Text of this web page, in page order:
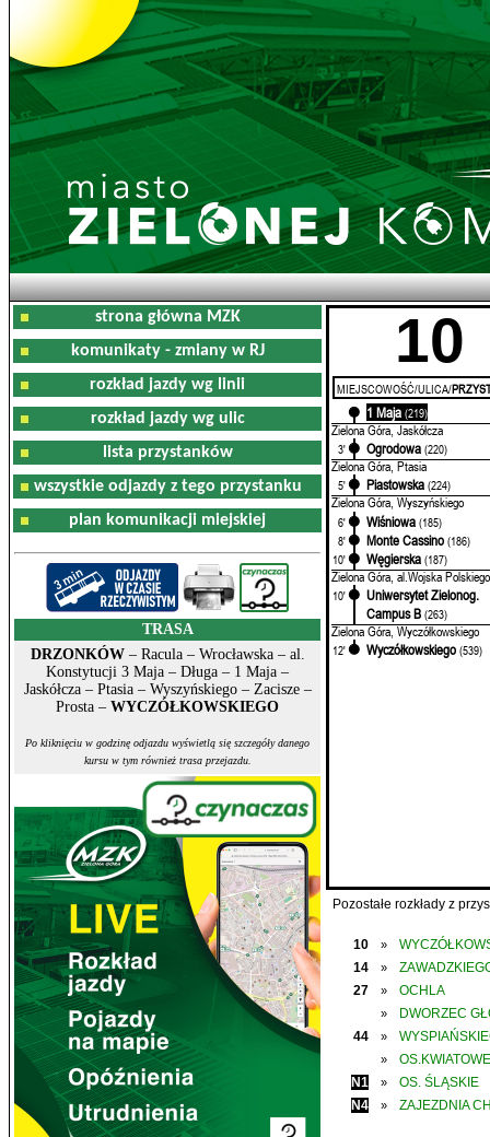
strona główna MZK
komunikaty - zmiany w RJ
rozkład jazdy wg linii
rozkład jazdy wg ulic
lista przystanków
wszystkie odjazdy z tego przystanku
plan komunikacji miejskiej
TRASA
DRZONKÓW– Racula – Wrocławska – al.
Konstytucji 3 Maja – Długa – 1 Maja –
Jaskółcza – Ptasia – Wyszyńskiego – Zacisze –
Prosta – WYCZÓŁKOWSKIEGO
Po kliknięciu w godzinę odjazdu wyświetlą się szczegóły danego
kursu w tym również trasa przejazdu.
10
MIEJSCOWOŚĆ/ULICA/
1 Maja (219)
Zielona Góra, Jaskółcza
3' Ogrodowa (220)
Zielona Góra, Ptasia
5' Piastowska (224)
Zielona Góra, Wyszyńskiego
6' Wiśniowa (185)
8'
Monte Cassino (186)
10'
Węgierska (187)
Zielona Góra, al.Wojska Polskiego
10'
Uniwersytet Zielonog.
Campus B (263)
Zielona Góra, Wyczółkowskiego
12' Wyczółkowskiego (539)
Pozostałe rozkłady z
10 »
14
»
27
» OCHLA
»
DWORZEC
44
»
»
OS.KWIATOWE
N1
»
OS. ŚLĄSKIE
N4
» ZAJEZDNIA